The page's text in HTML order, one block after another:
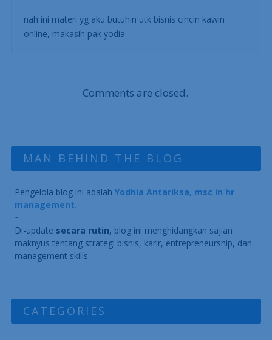
nah ini materi yg aku butuhin utk bisnis cincin kawin
online, makasih pak yodia
Comments are closed.
MAN BEHIND THE BLOG
Pengelola blog ini adalah Yodhia Antariksa, msc in hr
management.
~
Di-update secara rutin, blog ini menghidangkan sajian
maknyus tentang strategi bisnis, karir, entrepreneurship, dan
management skills.
CATEGORIES